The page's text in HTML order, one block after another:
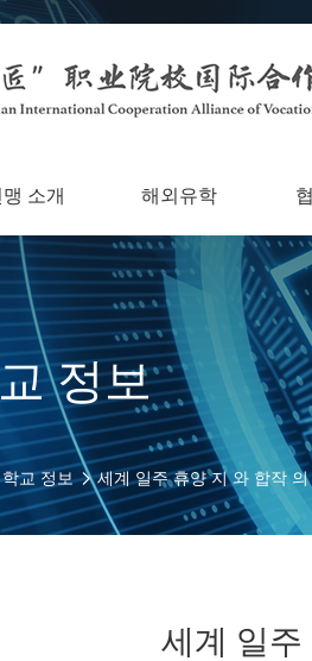
맹 소개 해외유학
정보
교 정보 세계 일주 휴양 지 와 합작
세계 일주